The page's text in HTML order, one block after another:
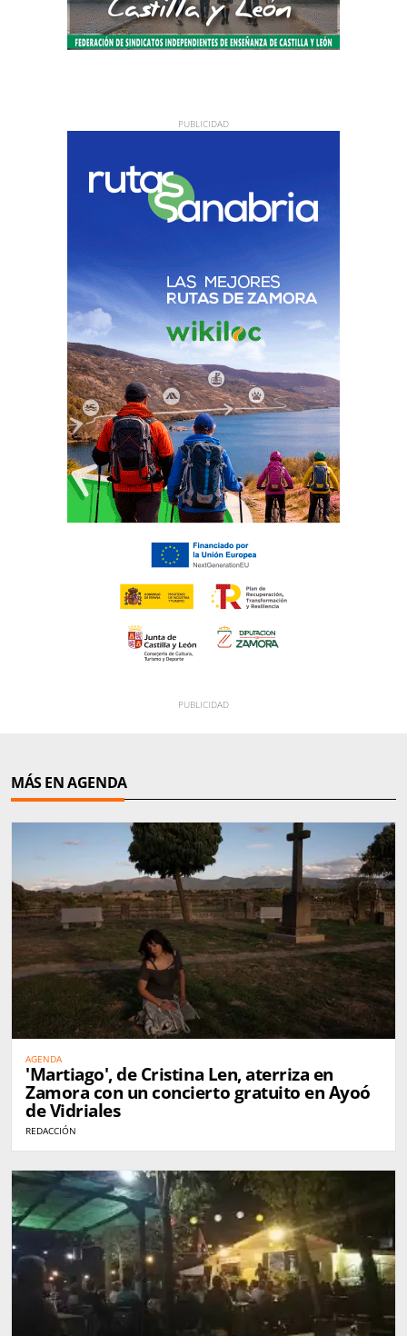
MÁS EN AGENDA
AGENDA
'Martiago', de Cristina Len, aterriza en
Zamora con un concierto gratuito en Ayoó
de Vidriales
REDACCIÓN